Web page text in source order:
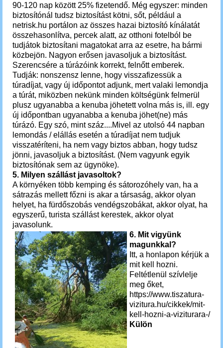
90-120 nap között 25% fizetendő. Még egyszer: minden
biztosítónál tudsz biztosítást kötni, sőt, például a
netrisk.hu portálon az összes hazai biztosító kínálatát
összehasonlítva, percek alatt, az otthoni fotelból be
tudjátok biztosítani magatokat arra az esetre, ha bármi
közbejön. Nagyon erősen javasoljuk a biztosítást.
Szerencsére a túrázóink korrekt, felnőtt emberek.
Tudják: nonszensz lenne, hogy visszafizessük a
túradíjat, vagy új időpontot adjunk, mert valaki lemondja
a túrát, miközben nekünk minden költségünk felmerül
plusz ugyanabba a kenuba jöhetett volna más is, ill. egy
új időpontban ugyanabba a kenuba jöhet(ne) más
túrázó. Egy szó, mint száz....Mivel az utolsó 44 napban
lemondás / elállás esetén a túradíjat nem tudjuk
visszatéríteni, ha nem vagy biztos abban, hogy tudsz
jönni, javasoljuk a biztosítást. (Nem vagyunk egyik
biztosítónak sem az ügynöke).
5. Milyen szállást javasoltok?
A környéken több kemping és sátorozóhely van, ha a
sátrazás mellett főzni is akar a társaság, akkor olyan
helyet, ha fürdőszobás vendégszobákat, akkor olyat, ha
egyszerű, turista szállást kerestek, akkor olyat
javasolunk.
6. Mit vigyünk
magunkkal?
Itt, a honlapon kérjük a
mit kell hozni.
Feltétlenül szívlelje
meg őket,
https://www.tiszatura-
vizitura.hu/cikkek/mit-
kell-hozni-a-viziturara-/
Külön